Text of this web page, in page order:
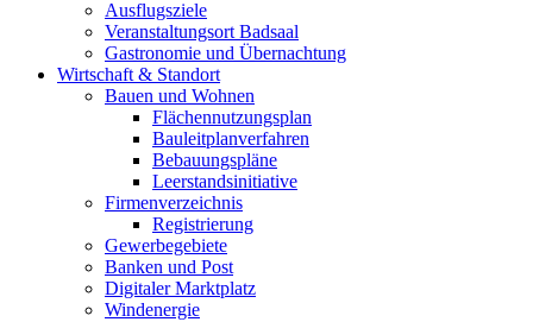
Ausflugsziele
Veranstaltungsort Badsaal
Gastronomie und Übernachtung
Wirtschaft & Standort
Bauen und Wohnen
Flächennutzungsplan
Bauleitplanverfahren
Bebauungspläne
Leerstandsinitiative
Firmenverzeichnis
Registrierung
Gewerbegebiete
Banken und Post
Digitaler Marktplatz
Windenergie